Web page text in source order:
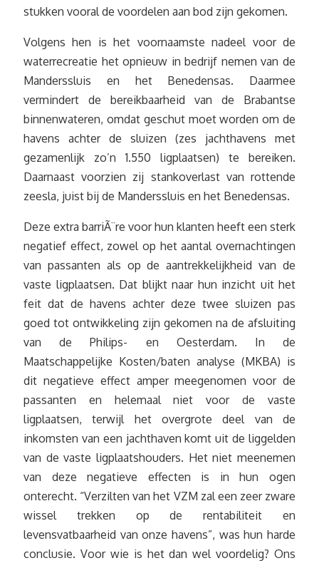
stukken vooral de voordelen aan bod zijn gekomen.
Volgens hen is het voornaamste nadeel voor de
waterrecreatie het opnieuw in bedrijf nemen van de
Manderssluis en het Benedensas. Daarmee
vermindert de bereikbaarheid van de Brabantse
binnenwateren, omdat geschut moet worden om de
havens achter de sluizen (zes jachthavens met
gezamenlijk zo’n 1.550 ligplaatsen) te bereiken.
Daarnaast voorzien zij stankoverlast van rottende
zeesla, juist bij de Manderssluis en het Benedensas.
Deze extra barriÃ¨re voor hun klanten heeft een sterk
negatief effect, zowel op het aantal overnachtingen
van passanten als op de aantrekkelijkheid van de
vaste ligplaatsen. Dat blijkt naar hun inzicht uit het
feit dat de havens achter deze twee sluizen pas
goed tot ontwikkeling zijn gekomen na de afsluiting
van de Philips- en Oesterdam. In de
Maatschappelijke Kosten/baten analyse (MKBA) is
dit negatieve effect amper meegenomen voor de
passanten en helemaal niet voor de vaste
ligplaatsen, terwijl het overgrote deel van de
inkomsten van een jachthaven komt uit de liggelden
van de vaste ligplaatshouders. Het niet meenemen
van deze negatieve effecten is in hun ogen
onterecht. “Verzilten van het VZM zal een zeer zware
wissel trekken op de rentabiliteit en
levensvatbaarheid van onze havens”, was hun harde
conclusie. Voor wie is het dan wel voordelig? Ons